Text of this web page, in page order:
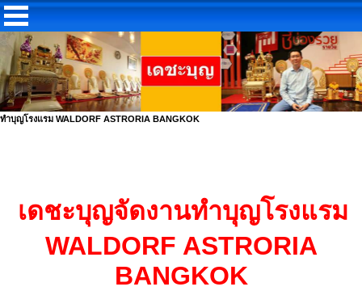
ทำบุญโรงแรม WALDORF ASTRORIA BANGKOK
เดชะบุญจัดงานทำบุญโรงแรม
WALDORF ASTRORIA
BANGKOK